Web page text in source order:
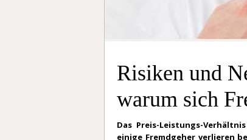
Risiken und
warum sich
Das Preis-Leistungs-
einige Fremdgeher verlieren